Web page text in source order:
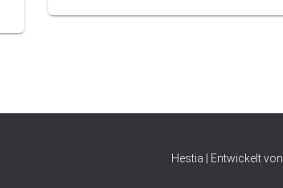
Hestia | Entwickelt von